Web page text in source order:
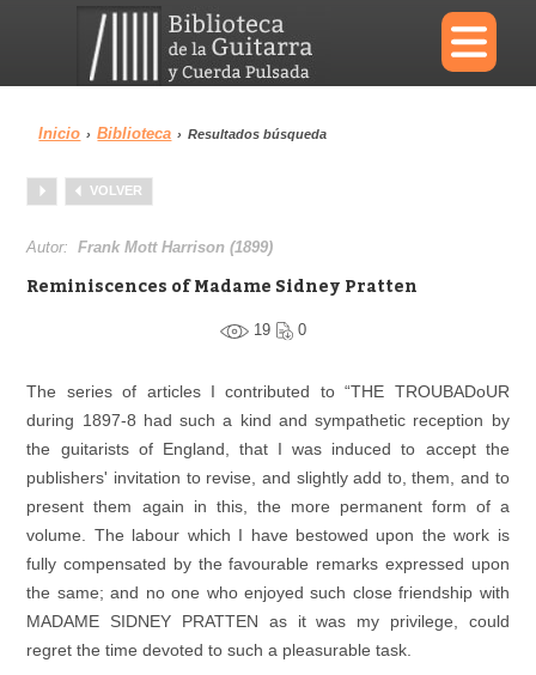
×
Menu
Biblioteca
Inicio › Biblioteca › Resultados búsqueda
VOLVER
Autor:Frank Mott Harrison (1899)
Reminiscences of Madame Sidney Pratten
19 0
The series of articles I contributed to “THE TROUBADoUR
during 1897-8 had such a kind and sympathetic reception by
the guitarists of England, that I was induced to accept the
publishers' invitation to revise, and slightly add to, them, and to
present them again in this, the more permanent form of a
volume. The labour which I have bestowed upon the work is
fully compensated by the favourable remarks expressed upon
the same; and no one who enjoyed such close friendship with
MADAME SIDNEY PRATTEN as it was my privilege, could
regret the time devoted to such a pleasurable task.